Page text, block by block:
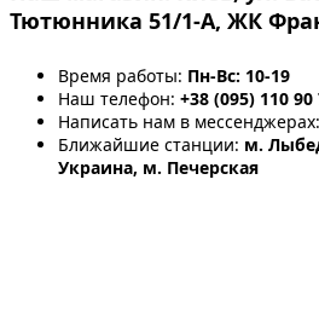
Тютюнника 51/1-А, ЖК
Время работы: Пн-Вс: 10-19
Наш телефон: +38 (095) 110
Написать нам в мессенджерах:
Ближайшие станции: м.
Украина, м. Печерская